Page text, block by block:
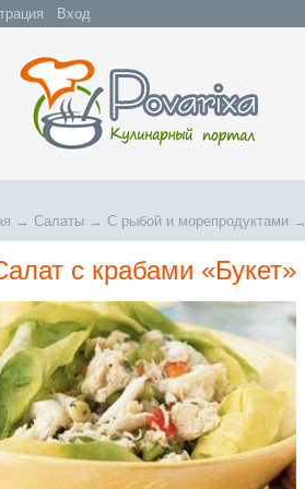
Вход
→ Салаты → С рыбой и морепродуктами →
с крабами «Букет»